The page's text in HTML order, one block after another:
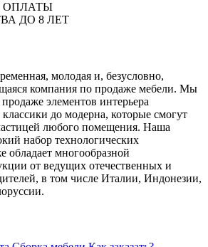
ОПЛАТЫ
ДО 8 ЛЕТ
молодая и, безусловно,
компания по продаже мебели. Мы
элементов интерьера
классики до модерна, которые смогут
любого помещения. Наша
набор технологических
обладает многообразной
от ведущих отечественных и
в том числе Италии, Индонезии,